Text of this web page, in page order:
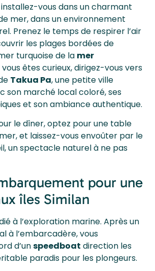
vous dans un charmant
mer, dans un environnement
Prenez le temps de respirer l’air
les plages bordées de
turquoise de la mer
vous êtes curieux, dirigez-vous vers
Takua Pa, une petite ville
son marché local coloré, ses
et son ambiance authentique.
le dîner, optez pour une table
et laissez-vous envoûter par le
un spectacle naturel à ne pas
pour une
îles Similan
à l’exploration marine. Après un
à l’embarcadère, vous
d’unspeedboat direction les
paradis pour les plongeurs.